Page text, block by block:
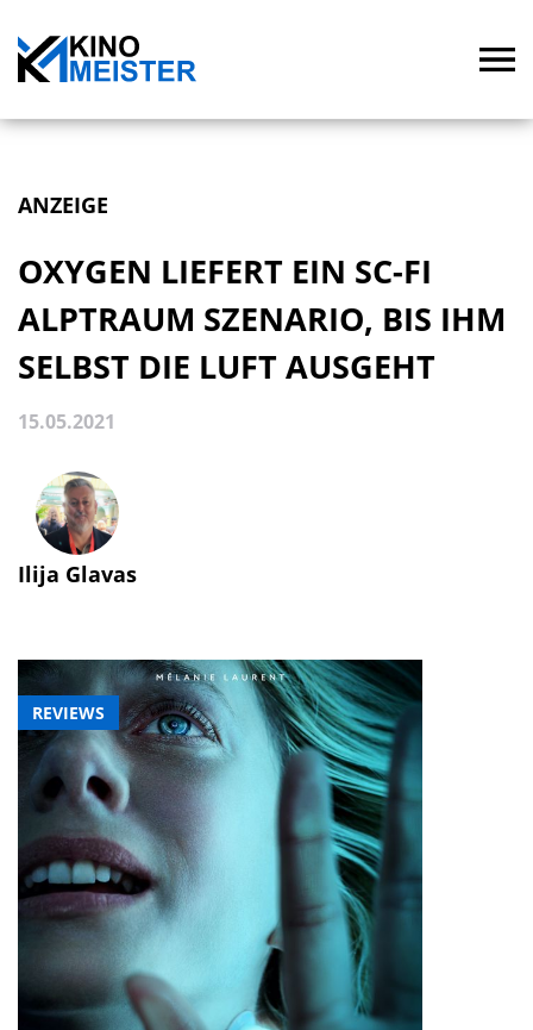
ANZEIGE
REVIEWS
OXYGEN LIEFERT EIN SC-FI
ALPTRAUM SZENARIO, BIS IHM
SELBST DIE LUFT AUSGEHT
15.05.2021
Ilija Glavas